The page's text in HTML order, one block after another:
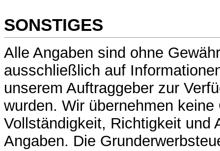
SONSTIGES
Alle Angaben sind ohne
ausschließlich auf
unserem Auftraggeber zur
wurden. Wir übernehmen keine
Vollständigkeit, Richtigkeit und
Angaben. Die